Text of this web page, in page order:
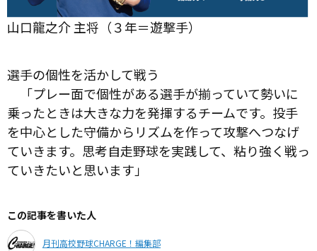
山口龍之介 主将（３年＝遊撃手）
選手の個性を活かして戦う
「プレー面で個性がある選手が揃っていて勢いに
乗ったときは大きな力を発揮するチームです。投手
を中心とした守備からリズムを作って攻撃へつなげ
ていきます。思考自走野球を実践して、粘り強く戦っ
ていきたいと思います」
この記事を書いた人
月刊高校野球CHARGE！編集部